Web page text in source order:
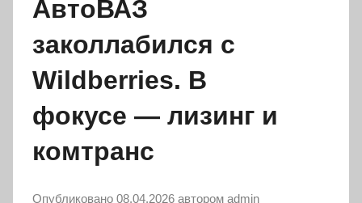
АвтоВАЗ
заколлабился с
Wildberries. В
фокусе — лизинг и
комтранс
Опубликовано 08.04.2026 автором admin